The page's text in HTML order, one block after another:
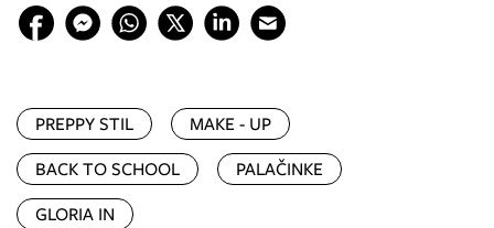
PREPPY STIL
MAKE - UP
BACK TO SCHOOL
PALAČINKE
GLORIA IN